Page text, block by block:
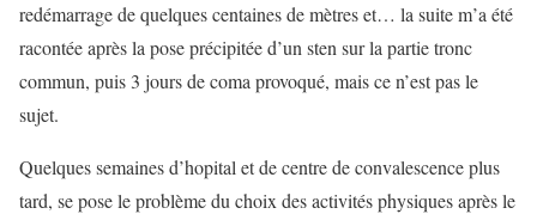
redémarrage de quelques centaines de mètres et… la suite m’a été
racontée après la pose précipitée d’un sten sur la partie tronc
commun, puis 3 jours de coma provoqué, mais ce n’est pas le
sujet.
Quelques semaines d’hopital et de centre de convalescence plus
tard, se pose le problème du choix des activités physiques après le